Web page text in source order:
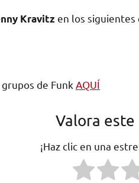
Kravitz en los siguientes
de Funk AQUÍ
Valora
¡Haz clic en una